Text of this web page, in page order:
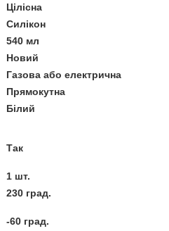
Цілісна
Силікон
540 мл
Новий
Газова або електрична
Прямокутна
Білий
Так
1 шт.
230 град.
-60 град.